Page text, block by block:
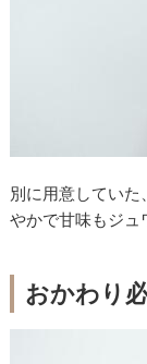
別に用意してい
やかで甘味もジュ
おかわり